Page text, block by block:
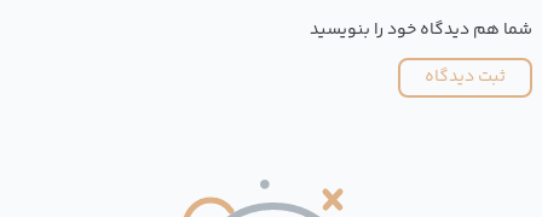
شما هم دیدگاه خود را بنویسید
ثبت دیدگاه